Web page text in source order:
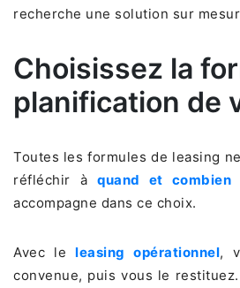
recherche une solution sur
Choisissez la
planification de
Toutes les formules de leasing
réfléchir àquand et combien
accompagne dans ce choix.
Avec leleasing opérationnel,
convenue, puis vous le